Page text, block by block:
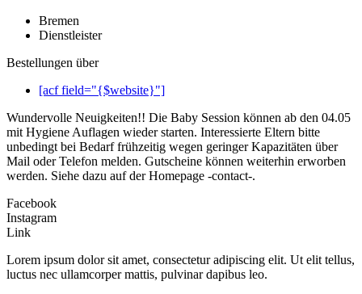
Bremen
Dienstleister
Bestellungen über
[acf field="{$website}"]
Wundervolle Neuigkeiten!! Die Baby Session können ab den 04.05
mit Hygiene Auflagen wieder starten. Interessierte Eltern bitte
unbedingt bei Bedarf frühzeitig wegen geringer Kapazitäten über
Mail oder Telefon melden. Gutscheine können weiterhin erworben
werden. Siehe dazu auf der Homepage -contact-.
Facebook
Instagram
Link
Lorem ipsum dolor sit amet, consectetur adipiscing elit. Ut elit tellus,
luctus nec ullamcorper mattis, pulvinar dapibus leo.